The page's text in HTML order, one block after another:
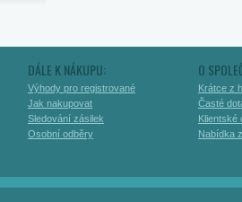
DÁLE K NÁKUPU:
Výhody pro registrované
Jak nakupovat
Sledování zásilek
Osobní odběry
O
Krátce z
Časté
Klientské
Nabídka